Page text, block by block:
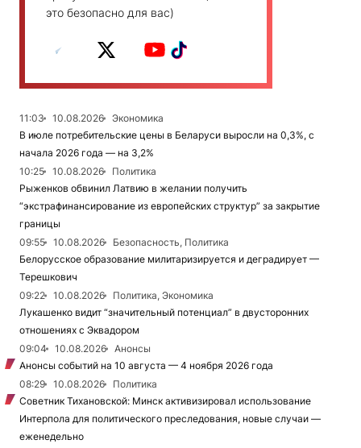
это безопасно для вас)
11:03 10.08.2026
Экономика
В июле потребительские цены в Беларуси выросли на 0,3%, с
начала 2026 года — на 3,2%
10:25
10.08.2026
Политика
Рыженков обвинил Латвию в желании получить
“экстрафинансирование из европейских структур” за закрытие
границы
09:55
10.08.2026
Безопасность, Политика
Белорусское образование милитаризируется и деградирует —
Терешкович
09:22
10.08.2026
Политика, Экономика
Лукашенко видит “значительный потенциал” в двусторонних
отношениях с Эквадором
09:04
10.08.2026
Анонсы
Анонсы событий на 10 августа — 4 ноября 2026 года
08:29
10.08.2026
Политика
Советник Тихановской: Минск активизировал использование
Интерпола для политического преследования, новые случаи —
еженедельно